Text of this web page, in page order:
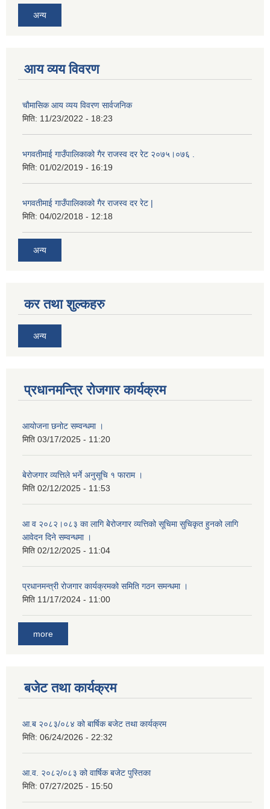
अन्य
आय व्यय विवरण
चाैमासिक आय व्यय विवरण सार्वजनिक
मिति: 11/23/2022 - 18:23
भगवतीमाई गाउँपालिकाको गैर राजस्व दर रेट २०७५।०७६ .
मिति: 01/02/2019 - 16:19
भगवतीमाई गाउँपालिकाको गैर राजस्व दर रेट |
मिति: 04/02/2018 - 12:18
अन्य
कर तथा शुल्कहरु
अन्य
प्रधानमन्त्रि रोजगार कार्यक्रम
आयोजना छनोट सम्वन्धमा ।
मिति 03/17/2025 - 11:20
बेरोजगार व्यत्तिले भर्ने अनुसूचि १ फाराम ।
मिति 02/12/2025 - 11:53
आ व २०८२।०८३ का लागि बेेरोजगार व्यत्तिको सूचिमा सुचिकृत हुनको लागि
आवेदन दिने सम्वन्धमा ।
मिति 02/12/2025 - 11:04
प्रधानमन्त्री रोजगार कार्यक्रमको समिति गठन समन्धमा ।
मिति 11/17/2024 - 11:00
more
बजेट तथा कार्यक्रम
आ.ब २०८३/०८४ को बार्षिक बजेट तथा कार्यक्रम
मिति: 06/24/2026 - 22:32
आ.व. २०८२/०८३ को वार्षिक बजेट पुस्तिका
मिति: 07/27/2025 - 15:50